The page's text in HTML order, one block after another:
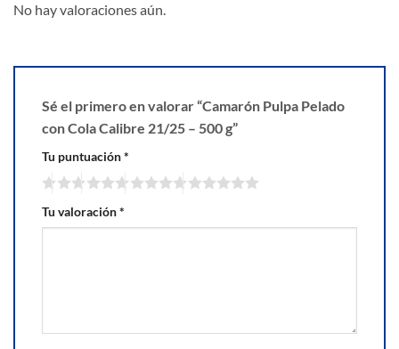
No hay valoraciones aún.
Sé el primero en valorar “Camarón Pulpa Pelado
con Cola Calibre 21/25 – 500 g”
Tu puntuación*
Tu valoración*